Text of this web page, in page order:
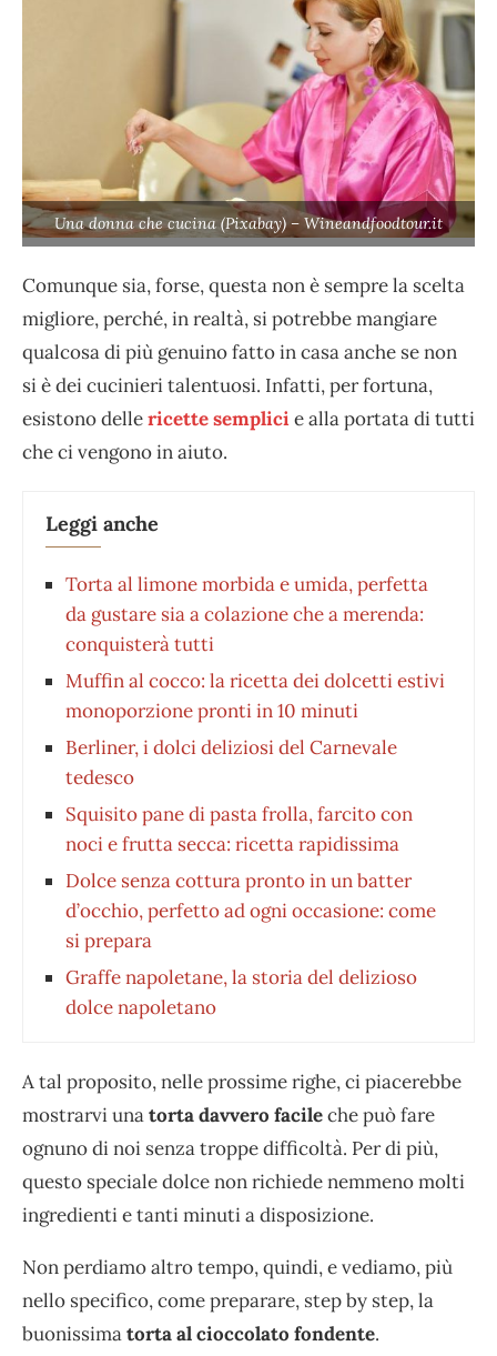
Una donna che cucina (Pixabay) – Wineandfoodtour.it
Comunque sia, forse, questa non è sempre la scelta
migliore, perché, in realtà, si potrebbe mangiare
qualcosa di più genuino fatto in casa anche se non
si è dei cucinieri talentuosi. Infatti, per fortuna,
esistono dellericette semplicie alla portata di tutti
che ci vengono in aiuto.
Leggi anche
Torta al limone morbida e umida, perfetta
da gustare sia a colazione che a merenda:
conquisterà tutti
Muffin al cocco: la ricetta dei dolcetti estivi
monoporzione pronti in 10 minuti
Berliner, i dolci deliziosi del Carnevale
tedesco
Squisito pane di pasta frolla, farcito con
noci e frutta secca: ricetta rapidissima
Dolce senza cottura pronto in un batter
d’occhio, perfetto ad ogni occasione: come
si prepara
Graffe napoletane, la storia del delizioso
dolce napoletano
A tal proposito, nelle prossime righe, ci piacerebbe
mostrarvi unatorta davvero facileche può fare
ognuno di noi senza troppe difficoltà. Per di più,
questo speciale dolce non richiede nemmeno molti
ingredienti e tanti minuti a disposizione.
Non perdiamo altro tempo, quindi, e vediamo, più
nello specifico, come preparare, step by step, la
buonissimatorta al cioccolato fondente.